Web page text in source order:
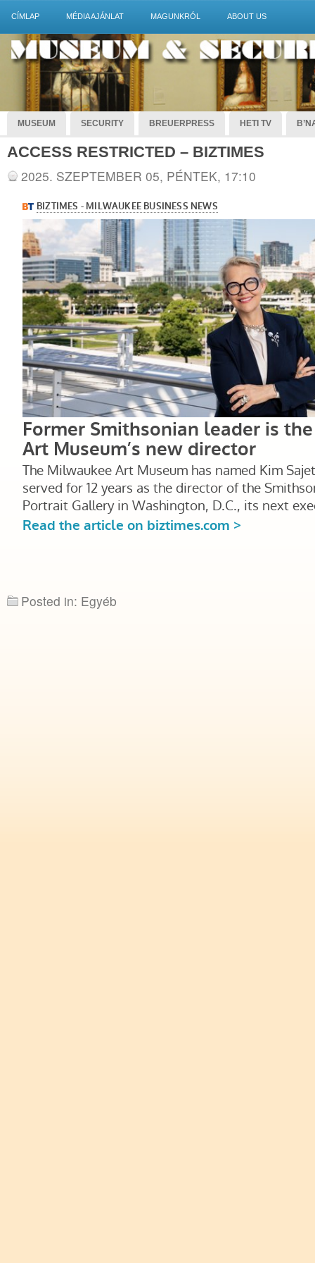
CÍMLAP MÉDIA AJÁNLAT MAGUNKRÓL ABOUT US
MUSEUM SECURITY BREUERPRESS HETI TV
ACCESS RESTRICTED – BIZTIMES
2025. SZEPTEMBER 05, PÉNTEK, 17:10
Posted in: Egyéb